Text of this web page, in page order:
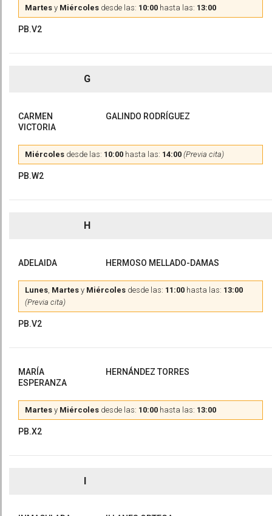
Martes y Miércoles desde las: 10:00 hasta las: 13:00
PB.V2
G
CARMEN
VICTORIA
GALINDO RODRÍGUEZ
Miércoles desde las: 10:00 hasta las: 14:00 (Previa cita)
PB.W2
H
ADELAIDA HERMOSO MELLADO-DAMAS
Lunes, Martes y Miércoles desde las: 11:00 hasta las: 13:00
(Previa cita)
PB.V2
MARÍA
ESPERANZA
HERNÁNDEZ TORRES
Martes y Miércoles desde las: 10:00 hasta las: 13:00
PB.X2
I